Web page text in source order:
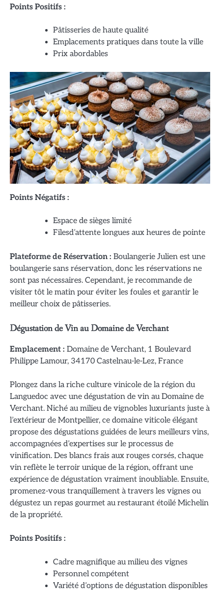
Points Positifs :
Pâtisseries de haute qualité
Emplacements pratiques dans toute la ville
Prix abordables
Points Négatifs :
Espace de sièges limité
Filesd’attente longues aux heures de pointe
Plateforme de Réservation : Boulangerie Julien est une
boulangerie sans réservation, donc les réservations ne
sont pas nécessaires. Cependant, je recommande de
visiter tôt le matin pour éviter les foules et garantir le
meilleur choix de pâtisseries.
Dégustation de Vin au Domaine de Verchant
Emplacement : Domaine de Verchant, 1 Boulevard
Philippe Lamour, 34170 Castelnau-le-Lez, France
Plongez dans la riche culture vinicole de la région du
Languedoc avec une dégustation de vin au Domaine de
Verchant. Niché au milieu de vignobles luxuriants juste à
l’extérieur de Montpellier, ce domaine viticole élégant
propose des dégustations guidées de leurs meilleurs vins,
accompagnées d’expertises sur le processus de
vinification. Des blancs frais aux rouges corsés, chaque
vin reflète le terroir unique de la région, offrant une
expérience de dégustation vraiment inoubliable. Ensuite,
promenez-vous tranquillement à travers les vignes ou
dégustez un repas gourmet au restaurant étoilé Michelin
de la propriété.
Points Positifs :
Cadre magnifique au milieu des vignes
Personnel compétent
Variété d’options de dégustation disponibles